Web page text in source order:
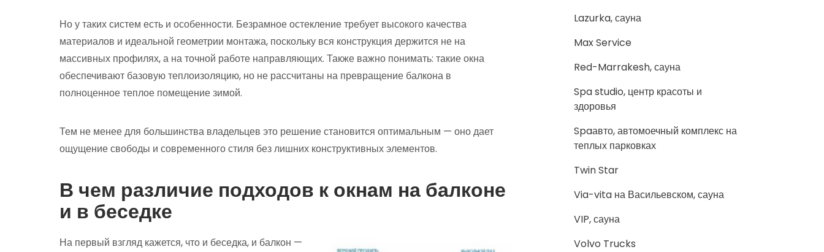
Но у таких систем есть и особенности. Безрамное остекление требует высокого качества
материалов и идеальной геометрии монтажа, поскольку вся конструкция держится не на
массивных профилях, а на точной работе направляющих. Также важно понимать: такие окна
обеспечивают базовую теплоизоляцию, но не рассчитаны на превращение балкона в
полноценное теплое помещение зимой.
Тем не менее для большинства владельцев это решение становится оптимальным — оно дает
ощущение свободы и современного стиля без лишних конструктивных элементов.
В чем различие подходов к окнам на балконе
и в беседке
На первый взгляд кажется, что и беседка, и балкон —
Lazurka, сауна
Max Service
Red-Marrakesh, сауна
Spa studio, центр красоты и
здоровья
Spaавто, автомоечный комплекс на
теплых парковках
Twin Star
Via-vita на Васильевском, сауна
VIP, сауна
Volvo Trucks